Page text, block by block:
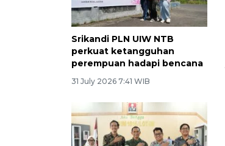
Srikandi PLN UIW NTB
perkuat ketangguhan
perempuan hadapi bencana
31 July 2026 7:41 WIB